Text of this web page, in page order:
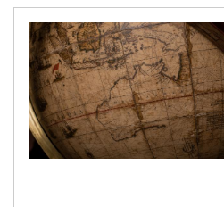
I
m
m
a
g
i
n
e